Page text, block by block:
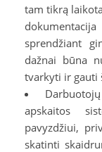
tam tikrą
sprendžiant
dažnai būna
tvarkyti ir gauti
apskaitos
pavyzdžiui,
skatinti